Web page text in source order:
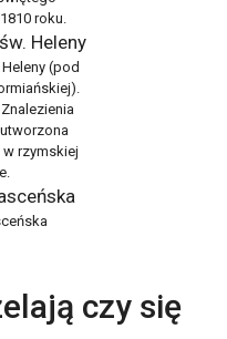
roku.
(pod
rzymskiej
czy się